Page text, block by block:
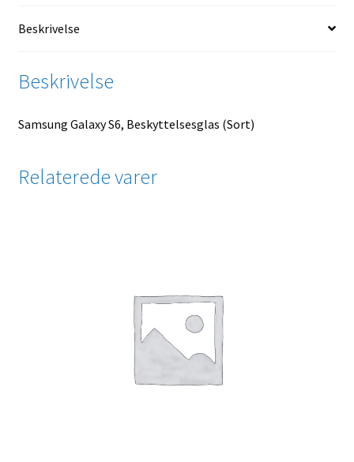
Beskrivelse
Beskrivelse
Samsung Galaxy S6, Beskyttelsesglas (Sort)
Relaterede varer